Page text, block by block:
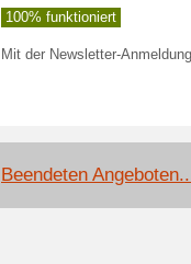
100% funktioniert
Mit der Newsletter-
Beendeten